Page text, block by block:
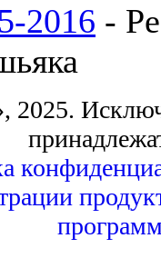
2016 -